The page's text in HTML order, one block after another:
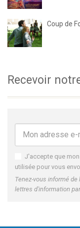
Coup de
Recevoir
J'accepte que
utilisée pour vous
Tenez-vous informé
lettres d'information